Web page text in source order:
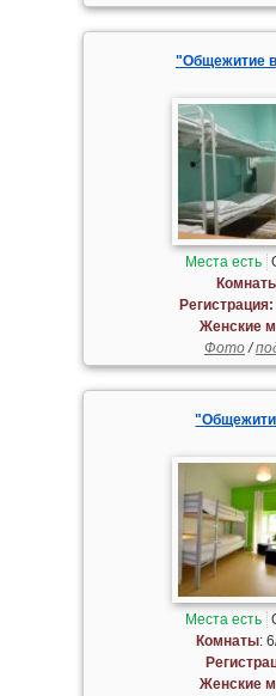
"Общежитие
Места есть
Регистрация:
Женские
Фото/
Места есть
Комнаты:
Женские